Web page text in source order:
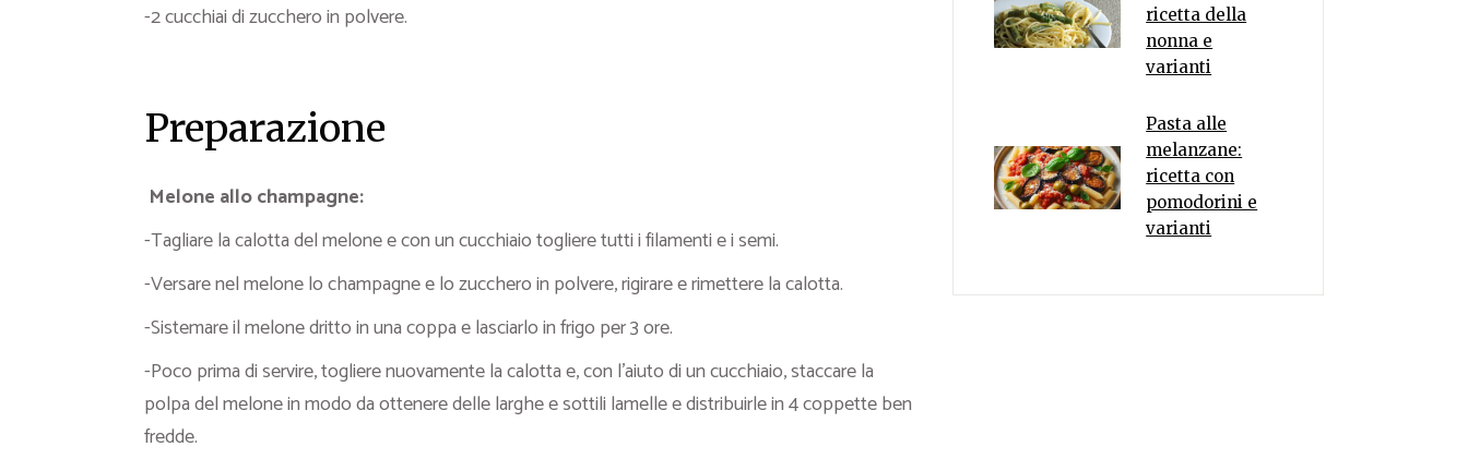
-2 cucchiai di zucchero in polvere.
Preparazione
Melone allo champagne:
-Tagliare la calotta del melone e con un cucchiaio togliere tutti i filamenti e i semi.
-Versare nel melone lo champagne e lo zucchero in polvere, rigirare e rimettere la calotta.
-Sistemare il melone dritto in una coppa e lasciarlo in frigo per 3 ore.
-Poco prima di servire, togliere nuovamente la calotta e, con l’aiuto di un cucchiaio, staccare la
polpa del melone in modo da ottenere delle larghe e sottili lamelle e distribuirle in 4 coppette ben
fredde.
ricetta della
nonna e
varianti
Pasta alle
melanzane:
ricetta con
pomodorini e
varianti